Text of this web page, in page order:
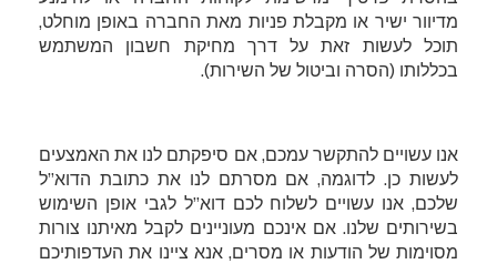
מדיוור ישיר או מקבלת פניות מאת החברה באופן מוחלט,
תוכל לעשות זאת על דרך מחיקת חשבון המשתמש
בכללותו (הסרה וביטול של השירות).
אנו עשויים להתקשר עמכם, אם סיפקתם לנו את האמצעים
לעשות כן. לדוגמה, אם מסרתם לנו את כתובת הדוא”ל
שלכם, אנו עשויים לשלוח לכם דוא”ל לגבי אופן השימוש
בשירותים שלנו. אם אינכם מעוניינים לקבל מאיתנו צורות
מסוימות של הודעות או מסרים, אנא ציינו את העדפותיכם